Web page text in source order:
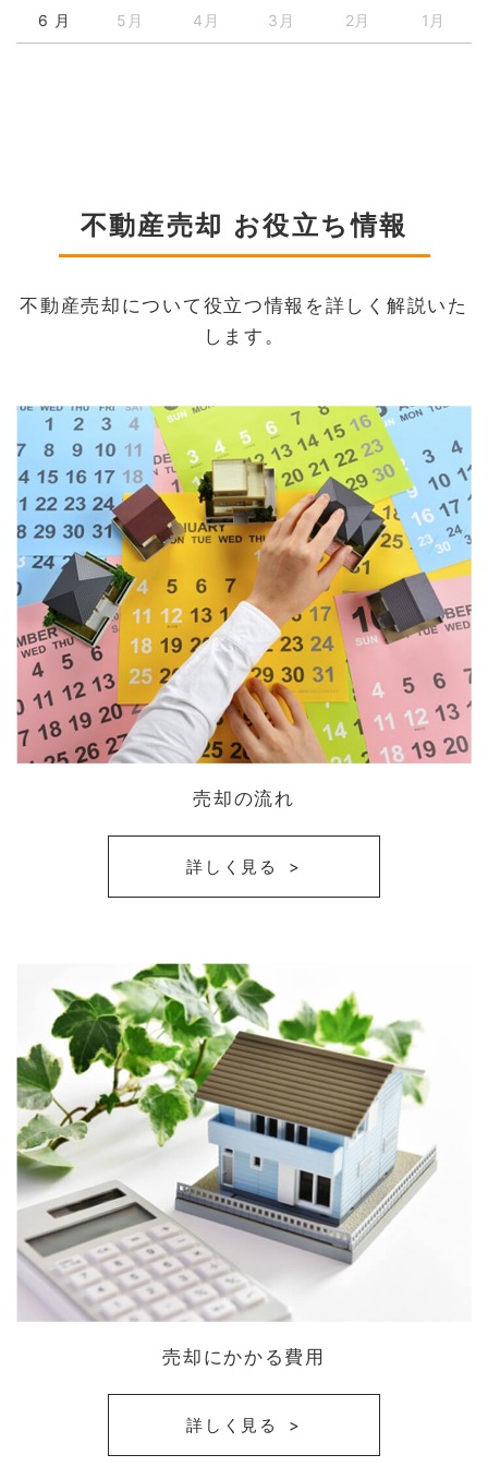
6 月 5月 4月 3月 2月 1月
不動産売却 お役立ち情報
不動産売却について役立つ情報を詳しく解説いた
します。
売却の流れ
詳しく見る
売却にかかる費用
詳しく見る